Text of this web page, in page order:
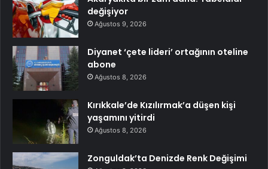
değişiyor
Ağustos 9, 2026
Diyanet ‘çete lideri’ ortağının oteline
abone
Ağustos 8, 2026
Kırıkkale’de Kızılırmak’a düşen kişi
yaşamını yitirdi
Ağustos 8, 2026
Zonguldak’ta Denizde Renk Değişimi